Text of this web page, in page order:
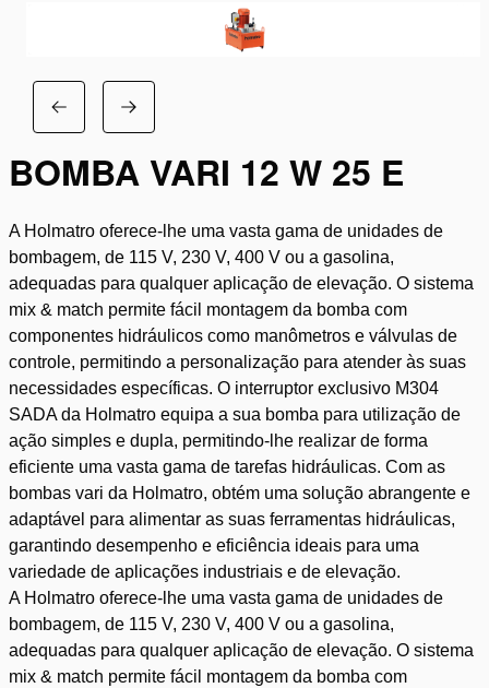
BOMBA VARI 12 W 25 E
A Holmatro oferece-lhe uma vasta gama de unidades de
bombagem, de 115 V, 230 V, 400 V ou a gasolina,
adequadas para qualquer aplicação de elevação. O sistema
mix & match permite fácil montagem da bomba com
componentes hidráulicos como manômetros e válvulas de
controle, permitindo a personalização para atender às suas
necessidades específicas. O interruptor exclusivo M304
SADA da Holmatro equipa a sua bomba para utilização de
ação simples e dupla, permitindo-lhe realizar de forma
eficiente uma vasta gama de tarefas hidráulicas. Com as
bombas vari da Holmatro, obtém uma solução abrangente e
adaptável para alimentar as suas ferramentas hidráulicas,
garantindo desempenho e eficiência ideais para uma
variedade de aplicações industriais e de elevação.
A Holmatro oferece-lhe uma vasta gama de unidades de
bombagem, de 115 V, 230 V, 400 V ou a gasolina,
adequadas para qualquer aplicação de elevação. O sistema
mix & match permite fácil montagem da bomba com